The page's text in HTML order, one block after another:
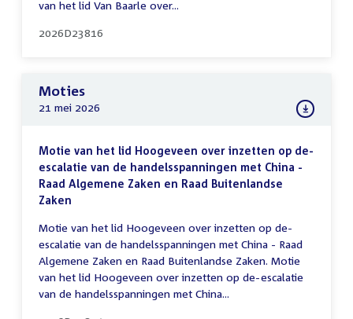
van het lid Van Baarle over...
2026D23816
Moties
21 mei 2026
Motie van het lid Hoogeveen over inzetten op de-
escalatie van de handelsspanningen met China -
Raad Algemene Zaken en Raad Buitenlandse
Zaken
Motie van het lid Hoogeveen over inzetten op de-
escalatie van de handelsspanningen met China - Raad
Algemene Zaken en Raad Buitenlandse Zaken. Motie
van het lid Hoogeveen over inzetten op de-escalatie
van de handelsspanningen met China...